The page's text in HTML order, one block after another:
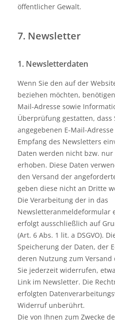
öffentlicher Gewalt.
7. Newsletter
1. Newsletterdaten
Wenn Sie den auf der
beziehen möchten,
Mail-Adresse sowie
Überprüfung gestatten,
angegebenen E-Mail-
Empfang des Newsletters
Daten werden nicht bzw.
erhoben. Diese Daten
den Versand der
geben diese nicht an Dritte
Die Verarbeitung der in das
Newsletteranmeldeformular
erfolgt ausschließlich auf
(Art. 6 Abs. 1 lit. a DSGVO).
Speicherung der Daten, der
deren Nutzung zum Versand
Sie jederzeit widerrufen,
Link im Newsletter. Die
erfolgten
Widerruf unberührt.
Die von Ihnen zum Zwecke